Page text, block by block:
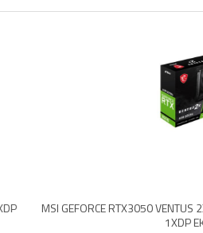
MSI GEFORCE RTX3050 VENTUS 2X E
1XDP EKRAN